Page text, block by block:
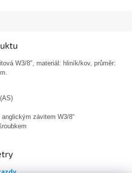
W3/8", materiál: hliník/kov, průměr:
50 / 85 cm.
závitem W3/8“